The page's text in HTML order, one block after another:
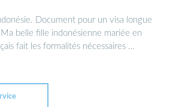
Document pour un visa longue
belle fille indonésienne mariée en
fait les formalités nécessaires …